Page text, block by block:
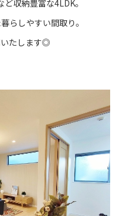
収納豊富な4LDK。
らしやすい間取り。
いたします◎